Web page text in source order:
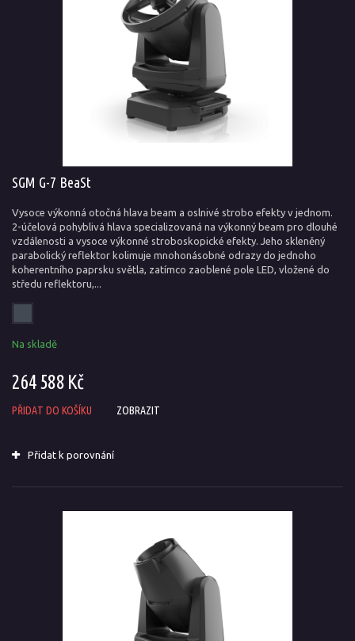
SGM G-7 BeaSt
Vysoce výkonná otočná hlava beam a oslnivé strobo efekty v jednom.
2-účelová pohyblivá hlava specializovaná na výkonný beam pro dlouhé
vzdálenosti a vysoce výkonné stroboskopické efekty. Jeho skleněný
parabolický reflektor kolimuje mnohonásobné odrazy do jednoho
koherentního paprsku světla, zatímco zaoblené pole LED, vložené do
středu reflektoru,...
Na skladě
264 588 Kč
PŘIDAT DO KOŠÍKU ZOBRAZIT
Přidat k porovnání